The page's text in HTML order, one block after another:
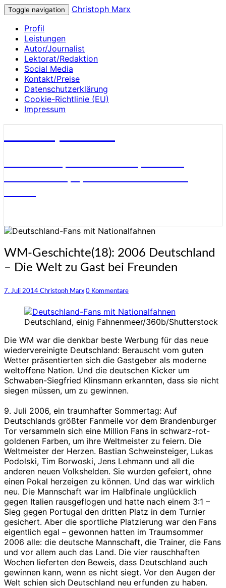
Toggle navigation
Christoph Marx
Profil
Leistungen
Autor/Journalist
Lektorat/Redaktion
Social Media
Kontakt/Preise
Datenschutzerklärung
Cookie-Richtlinie (EU)
Impressum
WM-
Geschichte(18):
2006
–
bei
Freunden
WM-Geschichte(18): 2006 Deutschland
– Die Welt zu Gast bei Freunden
7. Juli 2014 Christoph Marx Kommentare
0 Kommentare
Deutschland, einig Fahnenmeer/360b/Shutterstock
Die WM war die denkbar beste Werbung für das neue
wiedervereinigte Deutschland: Berauscht vom guten
Wetter präsentierten sich die Gastgeber als moderne
weltoffene Nation. Und die deutschen Kicker um
Schwaben-Siegfried Klinsmann erkannten, dass sie nicht
siegen müssen, um zu gewinnen.
9. Juli 2006, ein traumhafter Sommertag: Auf
Deutschlands größter Fanmeile vor dem Brandenburger
Tor versammeln sich eine Million Fans in schwarz-rot-
goldenen Farben, um ihre Weltmeister zu feiern. Die
Weltmeister der Herzen. Bastian Schweinsteiger, Lukas
Podolski, Tim Borwoski, Jens Lehmann und all die
anderen neuen Volkshelden. Sie wurden gefeiert, ohne
einen Pokal herzeigen zu können. Und das war wirklich
neu. Die Mannschaft war im Halbfinale unglücklich
gegen Italien rausgeflogen und hatte nach einem 3:1 –
Sieg gegen Portugal den dritten Platz in dem Turnier
gesichert. Aber die sportliche Platzierung war den Fans
eigentlich egal – gewonnen hatten im Traumsommer
2006 alle: die deutsche Mannschaft, die Trainer, die Fans
und vor allem auch das Land. Die vier rauschhaften
Wochen lieferten den Beweis, dass Deutschland auch
gewinnen kann, wenn es nicht siegt. Vor den Augen der
Welt schien sich Deutschland neu erfunden zu haben.